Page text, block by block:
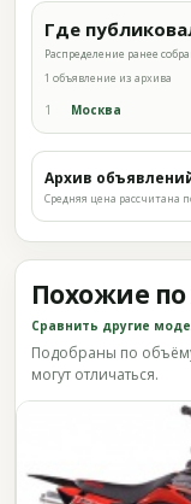
Где
Распределение ранее
1 объявление из архива
1 Москва
Архив
Средняя цена рассчитана
Похожие
Сравнить другие
Подобраны по
могут отличаться.